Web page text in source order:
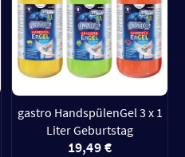
gastro HandspülenGel 3 x 1
Liter Geburtstag
19,49 €